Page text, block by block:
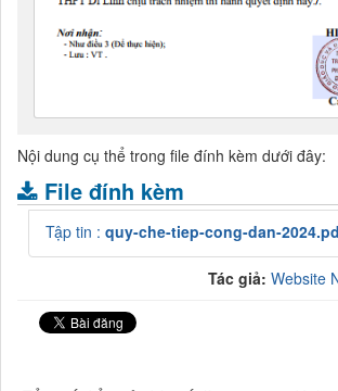
Nội dung cụ thể trong file đính kèm dưới đây:
File đính kèm
Tập tin : quy-che-tiep-cong-dan-
Tác giả: Website